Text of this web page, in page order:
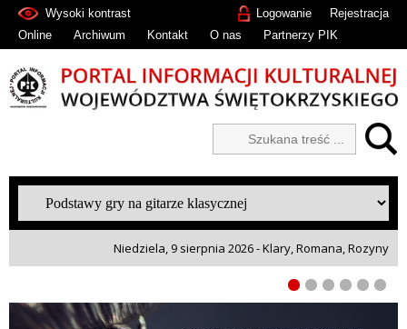
Rejestracja
Logowanie
Wysoki kontrast
Online
Archiwum Kontakt O nas Partnerzy PIK
Niedziela, 9 sierpnia 2026 - Klary, Romana, Rozyny